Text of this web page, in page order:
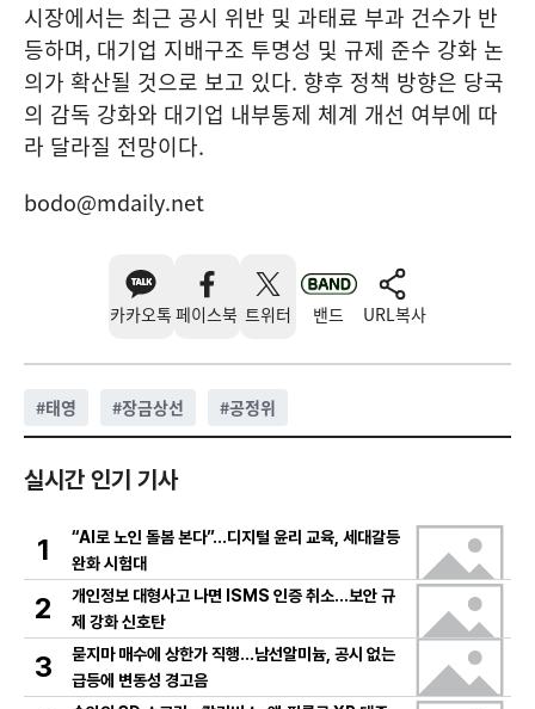
시장에서는 최근 공시 위반 및 과태료 부과 건수가 반
등하며, 대기업 지배구조 투명성 및 규제 준수 강화 논
의가 확산될 것으로 보고 있다. 향후 정책 방향은 당국
의 감독 강화와 대기업 내부통제 체계 개선 여부에 따
라 달라질 전망이다.
bodo@mdaily.net
카카오톡 페이스북 트위터 밴드 URL복사
#태영 #장금상선 #공정위
실시간 인기 기사
1
“AI로 노인 돌봄 본다”…디지털 윤리 교육, 세대갈등
완화 시험대
2
개인정보 대형사고 나면 ISMS 인증 취소…보안 규
제 강화 신호탄
3
묻지마 매수에 상한가 직행…남선알미늄, 공시 없는
급등에 변동성 경고음